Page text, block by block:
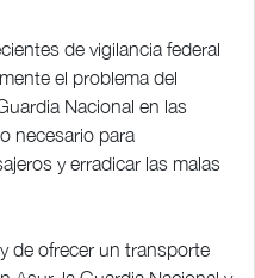
de vigilancia federal
el problema del
Nacional en las
necesario para
y erradicar las malas
de ofrecer un transporte